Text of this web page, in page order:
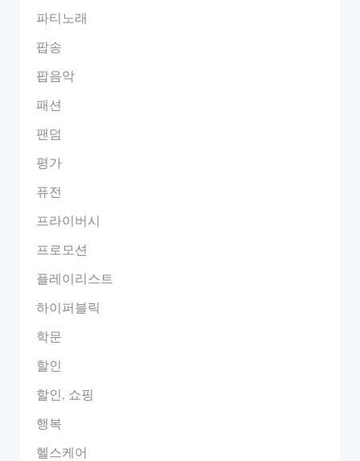
파티노래
팝송
팝음악
패션
팬덤
평가
퓨전
프라이버시
프로모션
플레이리스트
하이퍼블릭
학문
할인
할인, 쇼핑
행복
헬스케어